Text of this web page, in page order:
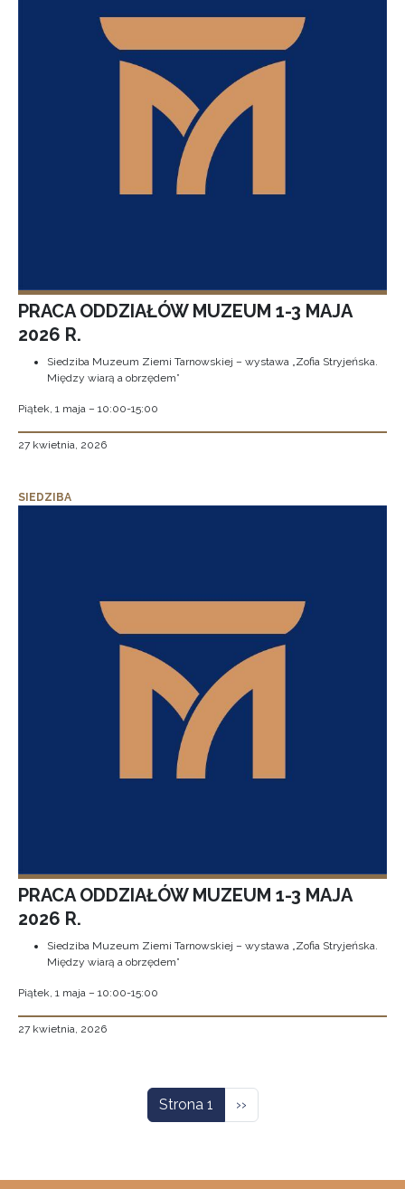
PRACA ODDZIAŁÓW MUZEUM 1-3 MAJA
2026 R.
Siedziba Muzeum Ziemi Tarnowskiej – wystawa „Zofia Stryjeńska.
Między wiarą a obrzędem”
Piątek, 1 maja – 10:00-15:00
27 kwietnia, 2026
SIEDZIBA
PRACA ODDZIAŁÓW MUZEUM 1-3 MAJA
2026 R.
Siedziba Muzeum Ziemi Tarnowskiej – wystawa „Zofia Stryjeńska.
Między wiarą a obrzędem”
Piątek, 1 maja – 10:00-15:00
27 kwietnia, 2026
Strona 1 Następna strona
››